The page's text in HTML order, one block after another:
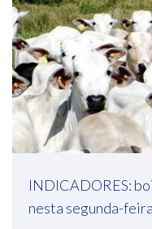
INDICADORES:
nesta segunda-